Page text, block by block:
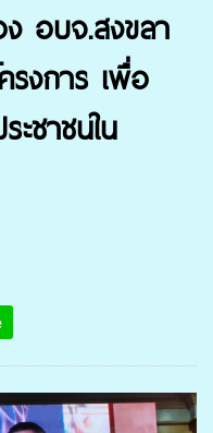
ง อบจ.สงขลา
รงการ เพื่อ
ะชาชนใน